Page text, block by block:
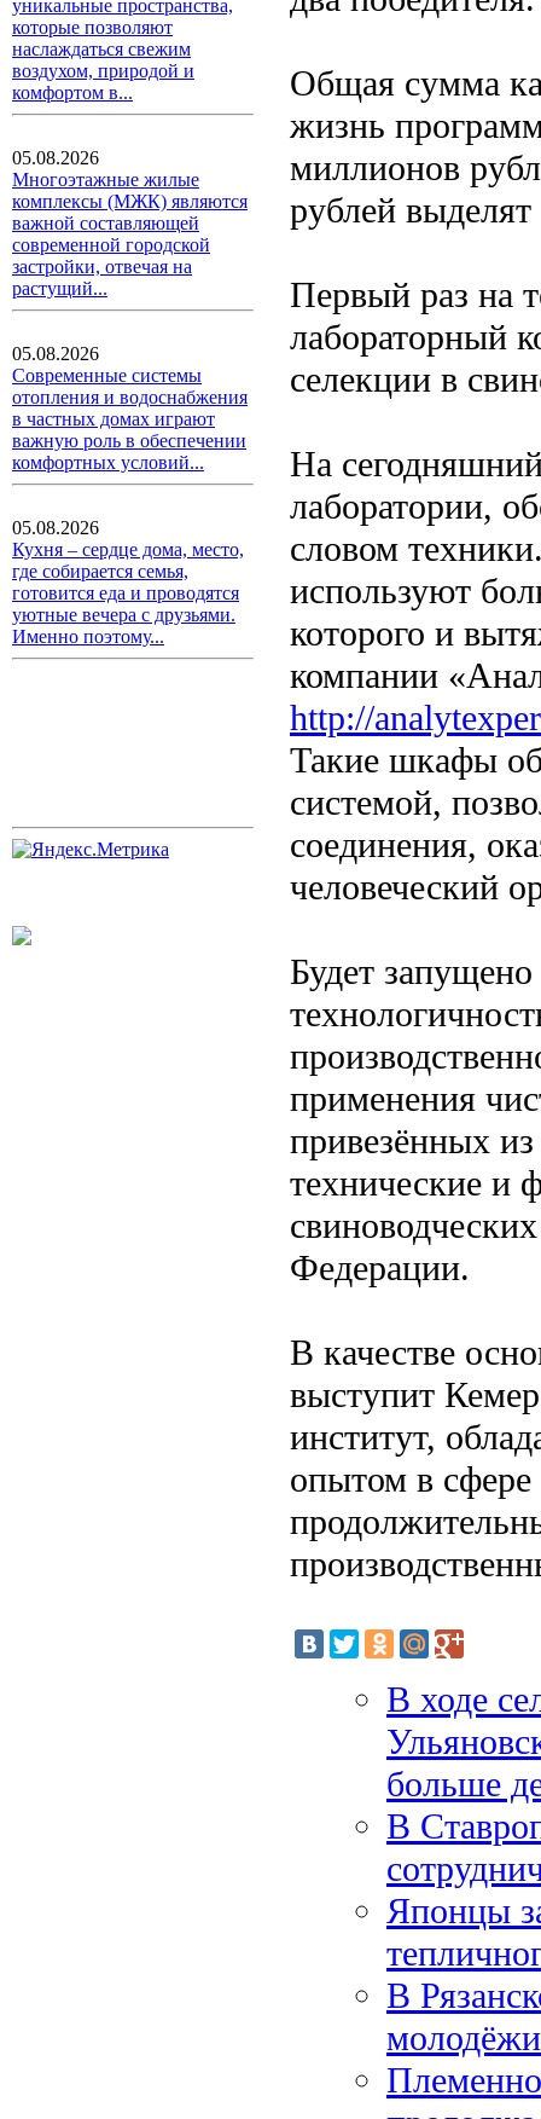
уникальные пространства,
которые позволяют
наслаждаться свежим
воздухом, природой и
комфортом в...
05.08.2026
Многоэтажные жилые
комплексы (МЖК) являются
важной составляющей
современной городской
застройки, отвечая на
растущий...
05.08.2026
Современные системы
отопления и водоснабжения
в частных домах играют
важную роль в обеспечении
комфортных условий...
05.08.2026
Кухня – сердце дома, место,
где собирается семья,
готовится еда и проводятся
уютные вечера с друзьями.
Именно поэтому...
Общая сумма
жизнь
миллионов
рублей выделят
Первый раз на
лабораторный
селекции в
На
лаборатории,
словом
используют
которого и
компании
http://
Такие шкафы
системой,
соединения,
человеческий
Будет
применения
привезённых
технические и
Федерации.
В качестве
выступит
институт,
опытом в сфере
В ходе
больше
В
Японцы
В
молодёжи